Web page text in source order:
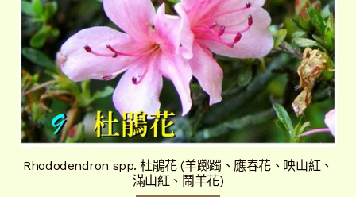
Rhododendron spp. 杜鵑花 (羊躑躅、應春花、映山紅、
滿山紅、鬧羊花)